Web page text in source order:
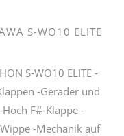
S-WO10 ELITE
S-WO10 ELITE -
-Gerader und
F#-Klappe -
-Mechanik auf